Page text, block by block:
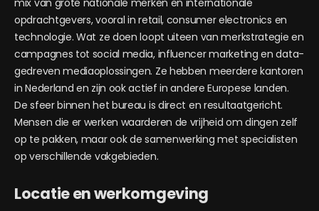
mix van grote nationale merken en internationale
opdrachtgevers, vooral in retail, consumer electronics en
technologie. Wat ze doen loopt uiteen van merkstrategie en
campagnes tot social media, influencer marketing en data-
gedreven mediaoplossingen. Ze hebben meerdere kantoren
in Nederland en zijn ook actief in andere Europese landen.
De sfeer binnen het bureau is direct en resultaatgericht.
Mensen die er werken waarderen de vrijheid om dingen zelf
op te pakken, maar ook de samenwerking met specialisten
op verschillende vakgebieden.
Locatie en werkomgeving